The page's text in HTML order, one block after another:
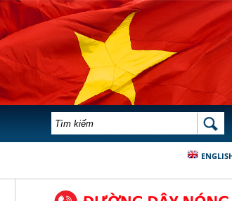
BIỂU MẪU TÌM KIẾM TÌM KIẾM